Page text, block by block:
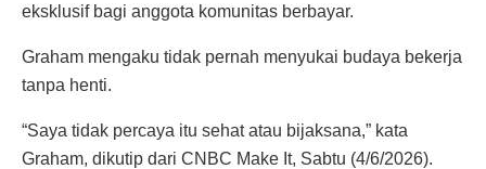
eksklusif bagi anggota komunitas berbayar.
Graham mengaku tidak pernah menyukai budaya bekerja
tanpa henti.
“Saya tidak percaya itu sehat atau bijaksana,” kata
Graham, dikutip dari CNBC Make It, Sabtu (4/6/2026).